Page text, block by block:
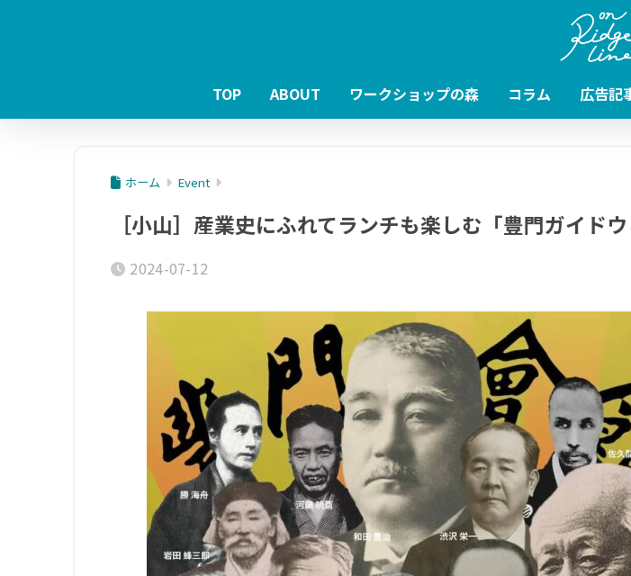
TOP ABOUT ワークショップの森 コラム 広告記
ホーム Event
［小山］産業史にふれてランチも楽しむ「豊門ガイドウ
2024-07-12